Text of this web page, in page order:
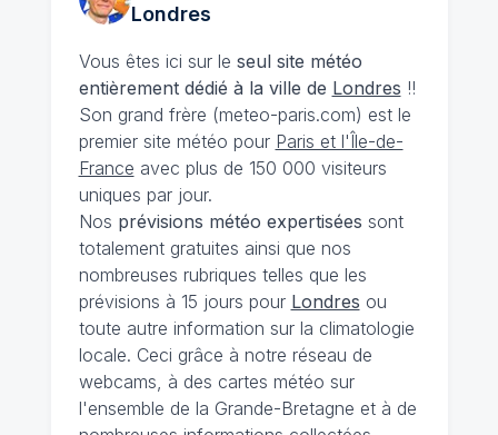
Londres
Vous êtes ici sur le seul site météo
entièrement dédié à la ville de Londres !!
Son grand frère (meteo-paris.com) est le
premier site météo pour Paris et l'Île-de-
France avec plus de 150 000 visiteurs
uniques par jour.
Nos prévisions météo expertisées sont
totalement gratuites ainsi que nos
nombreuses rubriques telles que les
prévisions à 15 jours pour Londres ou
toute autre information sur la climatologie
locale. Ceci grâce à notre réseau de
webcams, à des cartes météo sur
l'ensemble de la Grande-Bretagne et à de